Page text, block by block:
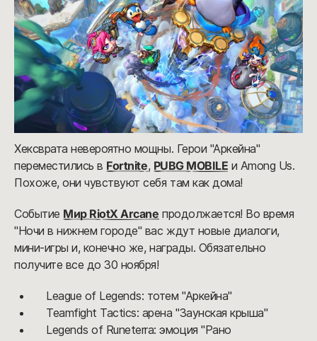
Хексврата невероятно мощны. Герои "Аркейна"
переместились в Fortnite, PUBG MOBILE и Among Us.
Похоже, они чувствуют себя там как дома!
Событие Мир RiotX Arcane продолжается! Во время
"Ночи в нижнем городе" вас ждут новые диалоги,
мини-игры и, конечно же, награды. Обязательно
получите все до 30 ноября!
League of Legends: тотем "Аркейна"
Teamfight Tactics: арена "Заунская крыша"
Legends of Runeterra: эмоция "Рано